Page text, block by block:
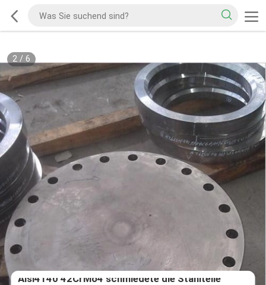
2/ 6
Aisi4140 42CrMo4 schmiedete die Stahlteile